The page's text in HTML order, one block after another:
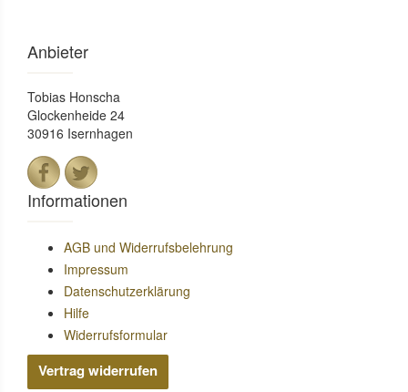
Anbieter
Tobias Honscha
Glockenheide 24
30916 Isernhagen
Informationen
AGB und Widerrufsbelehrung
Impressum
Datenschutzerklärung
Hilfe
Widerrufsformular
Vertrag widerrufen